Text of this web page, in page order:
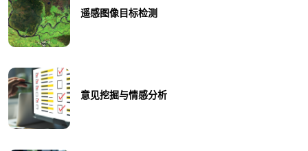
遥感图像目标检测
意见挖掘与情感分析